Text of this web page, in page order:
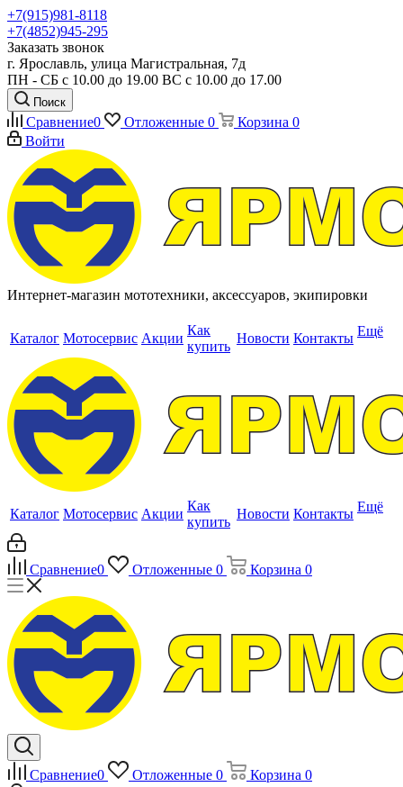
+7(915)981-8118
+7(4852)945-295
Заказать звонок
г. Ярославль, улица Магистральная, 7д
ПН - СБ с 10.00 до 19.00 ВС с 10.00 до 17.00
Поиск
Сравнение0 Отложенные 0 Корзина 0
Войти
Интернет-магазин мототехники, аксессуаров, экипировки
Каталог Мотосервис Акции
Как
купить
Новости Контакты Ещё
Каталог Мотосервис Акции
Как
купить
Новости Контакты Ещё
Сравнение0 Отложенные 0 Корзина 0
Сравнение0 Отложенные 0 Корзина 0